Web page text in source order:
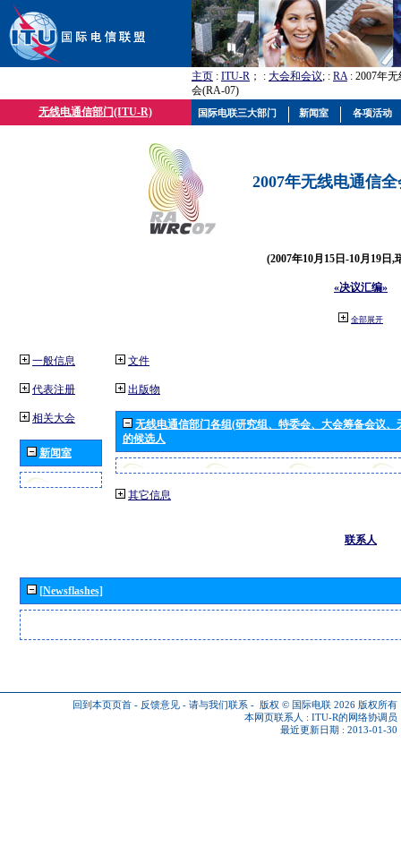
主页 : ITU-R ； : 大会和会议; : RA: 2007年
会(RA-07)
无线电通信部门(ITU-R)
2007年无线电通信
(2007年10月15日-10月19日,
«决议汇编»
全部展开
一般信息
代表注册
相关大会
新闻室
文件
出版物
无线电通信部门各组(研究组、特委会、大会筹备会议
的候选人
其它信息
联系人
[Newsflashes]
回到本页页首 - 反馈意见 - 请与我们联系 - 版权 © 国际电联 2026 版权所有
本网页联系人 : ITU-R的网络协调员
最近更新日期 : 2013-01-30
国际电联三大部门 新闻室 各项活动